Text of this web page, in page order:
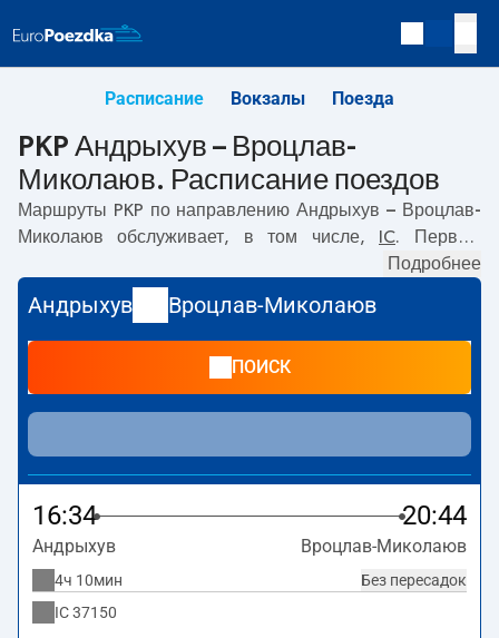
Расписание Вокзалы Поезда
PKP Андрыхув – Вроцлав-
Миколаюв. Расписание поездов
Маршруты PKP по направлению Андрыхув – Вроцлав-
Миколаюв обслуживает, в том числе, IC. Первый
с вокзала PKP
отправляется в 16:34. Самое быстрое путешествие
предлагает прямой поездHALNY. Поездка на нём
. В настоящее время по маршруту
Андрыхув–Вроцлав-Миколаювне курсируют другие
поезда перевозчика PKP Intercity. Поезд заканчивает
маршрут на станции Вроцлав-Миколаюв.
Подробнее
Андрыхув Вроцлав-Миколаюв
ПОИСК
16:34 20:44
Андрыхув Вроцлав-Миколаюв
Без пересадок
4ч 10мин
IC37150